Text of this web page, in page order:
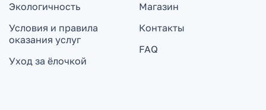
Экологичность
Условия и правила
оказания услуг
Уход за ёлочкой
Магазин
Контакты
FAQ